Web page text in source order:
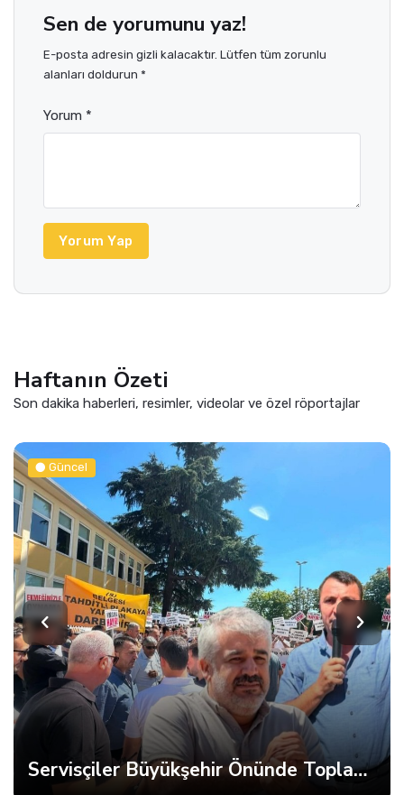
Sen de yorumunu yaz!
E-posta adresin gizli kalacaktır. Lütfen tüm zorunlu
alanları doldurun *
Yorum *
Yorum Yap
Haftanın Özeti
Son dakika haberleri, resimler, videolar ve özel röportajlar
Güncel
Servisçiler Büyükşehir Önünde Toplandı, Gerginlik Yaşandı